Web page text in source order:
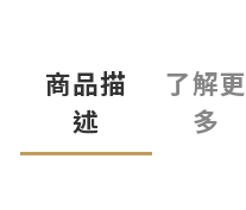
商品描
述
了解更
多